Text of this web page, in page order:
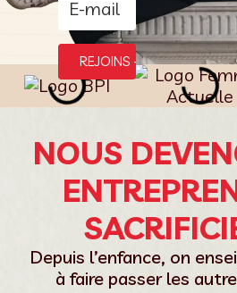
REJOINS +30.000
NOUS
Depuis l’enfance, on
à faire passer les